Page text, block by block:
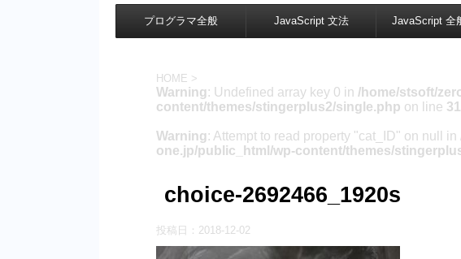
プログラマ全般 JavaScript 文法 JavaScript 全
HOME >
Warning: Undefined array key 0 in /home/stsoft/
content/themes/stingerplus2/single.php on line 31
Warning: Attempt to read property "cat_ID" on null in
one.jp/public_html/wp-content/themes/
choice-2692466_1920s
投稿日： 2018-12-02